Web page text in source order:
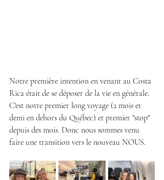
Notre première intention en venant au Costa
Rica était de se déposer de la vie en générale.
C'est notre premier long voyage (2 mois et
demi en dehors du Québec) et premier "stop"
depuis des mois. Donc nous sommes venu
faire une transition vers le nouveau NOUS.